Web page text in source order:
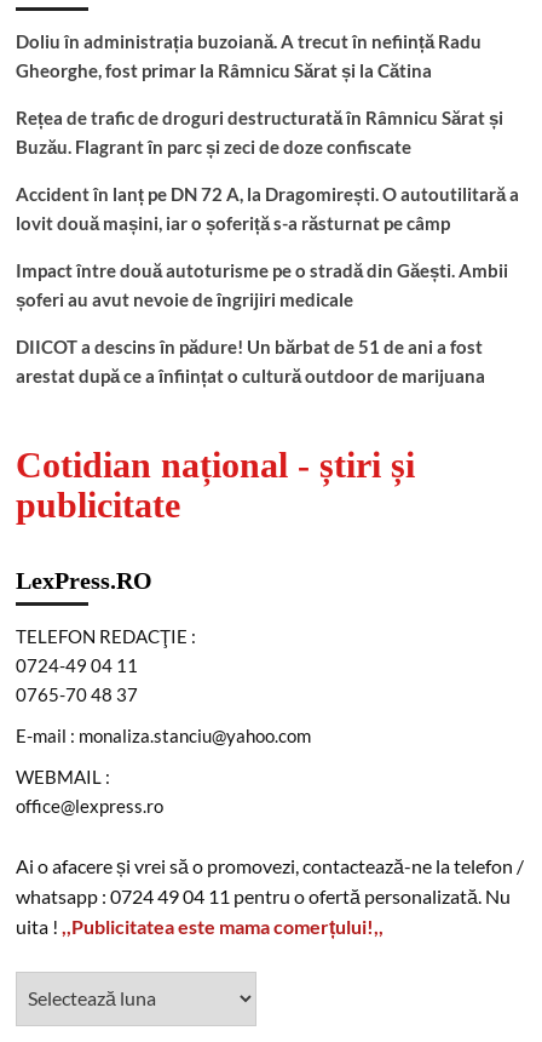
Doliu în administrația buzoiană. A trecut în neființă Radu
Gheorghe, fost primar la Râmnicu Sărat și la Cătina
Rețea de trafic de droguri destructurată în Râmnicu Sărat și
Buzău. Flagrant în parc și zeci de doze confiscate
Accident în lanț pe DN 72 A, la Dragomirești. O autoutilitară a
lovit două mașini, iar o șoferiță s-a răsturnat pe câmp
Impact între două autoturisme pe o stradă din Găești. Ambii
șoferi au avut nevoie de îngrijiri medicale
DIICOT a descins în pădure! Un bărbat de 51 de ani a fost
arestat după ce a înființat o cultură outdoor de marijuana
Cotidian național - știri și
publicitate
LexPress.RO
TELEFON REDACŢIE :
0724-49 04 11
0765-70 48 37
E-mail : monaliza.stanciu@yahoo.com
WEBMAIL :
office@lexpress.ro
Ai o afacere și vrei să o promovezi, contactează-ne la telefon /
whatsapp : 0724 49 04 11 pentru o ofertă personalizată. Nu
uita !
,,Publicitatea este mama comerțului!,,